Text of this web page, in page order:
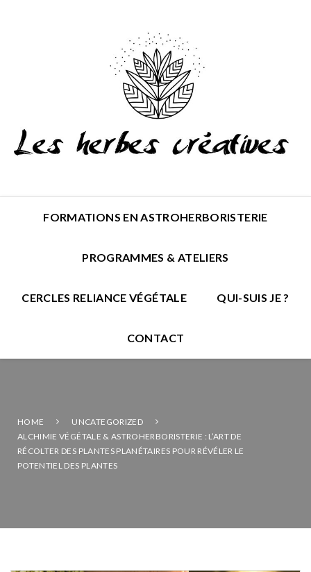
FORMATIONS EN ASTROHERBORISTERIE
PROGRAMMES & ATELIERS
CERCLES RELIANCE VÉGÉTALE QUI-SUIS JE ?
CONTACT
HOME
UNCATEGORIZED
ALCHIMIE VÉGÉTALE & ASTROHERBORISTERIE : L’ART DE
RÉCOLTER DES PLANTES PLANÉTAIRES POUR RÉVÉLER LE
POTENTIEL DES PLANTES